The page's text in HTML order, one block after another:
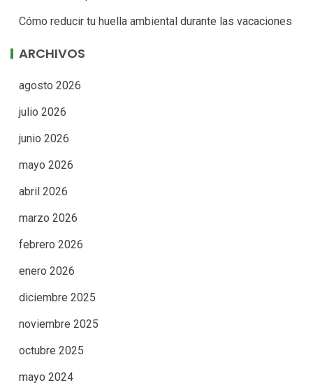
Cómo reducir tu huella ambiental durante las vacaciones
ARCHIVOS
agosto 2026
julio 2026
junio 2026
mayo 2026
abril 2026
marzo 2026
febrero 2026
enero 2026
diciembre 2025
noviembre 2025
octubre 2025
mayo 2024